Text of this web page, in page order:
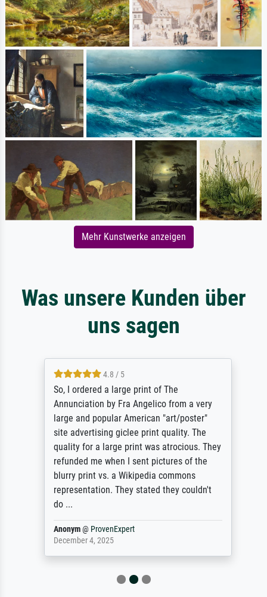
Mehr Kunstwerke anzeigen
Was unsere Kunden über
uns sagen
4.8 / 5
So, I ordered a large print of The
Annunciation by Fra Angelico from a very
large and popular American "art/poster"
site advertising giclee print quality. The
quality for a large print was atrocious. They
refunded me when I sent pictures of the
blurry print vs. a Wikipedia commons
representation. They stated they couldn't
do ...
Anonym@ProvenExpert
December 4, 2025